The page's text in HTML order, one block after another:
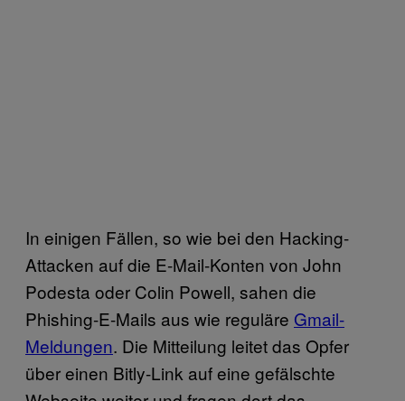
In einigen Fällen, so wie bei den Hacking-
Attacken auf die E-Mail-Konten von John
Podesta oder Colin Powell, sahen die
Phishing-E-Mails aus wie reguläre Gmail-
Meldungen. Die Mitteilung leitet das Opfer
über einen Bitly-Link auf eine gefälschte